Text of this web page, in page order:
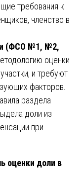
требования к
членство в
(ФСО №1, №2,
оценки
и требуют
факторов.
раздела
доли из
при
оценки доли в